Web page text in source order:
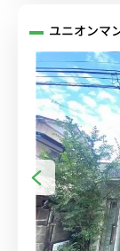
ユニオンマ